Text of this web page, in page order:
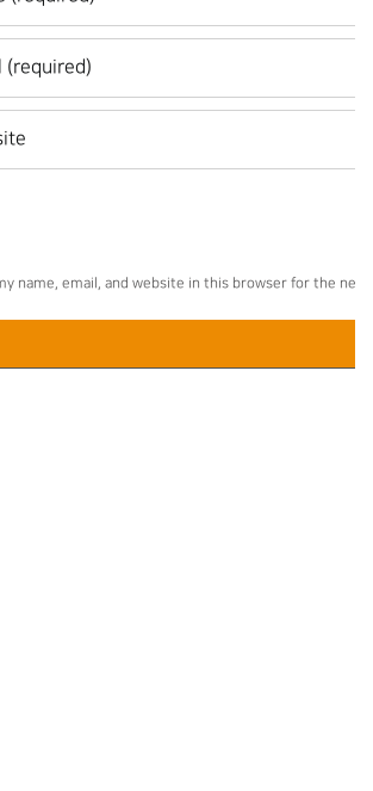
name, email, and website in this browser for the